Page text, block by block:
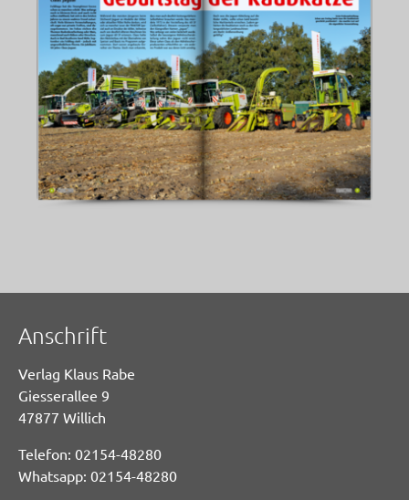
Anschrift
Verlag Klaus Rabe
Giesserallee 9
47877 Willich
Telefon: 02154-48280
Whatsapp: 02154-48280